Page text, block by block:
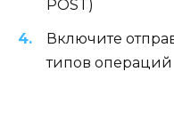
POST)
Включите
типов операций